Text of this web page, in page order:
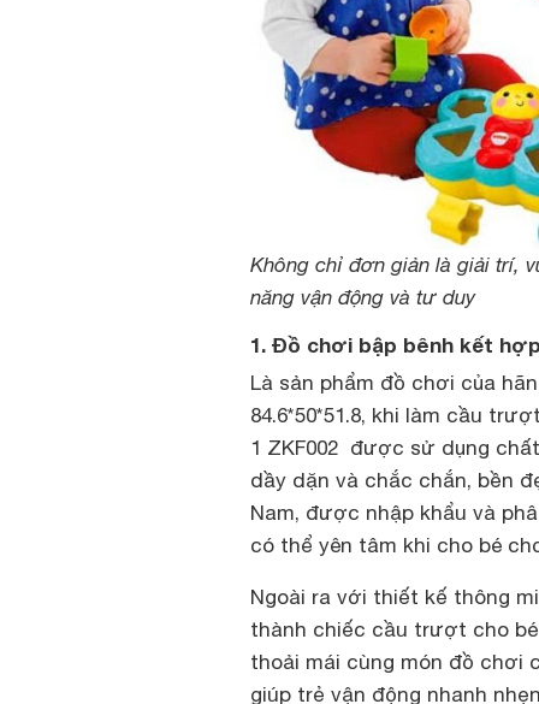
Không chỉ đơn giản là giải trí,
năng vận động và tư duy
1. Đồ chơi bập bênh kết
Là sản phẩm đồ chơi của
84.6*50*51.8, khi làm cầu
1 ZKF002 được sử dụng
dầy dặn và chắc chắn, bền
Nam, được nhập khẩu và
có thể yên tâm khi cho bé
Ngoài ra với thiết kế thông
thành chiếc cầu trượt cho
thoải mái cùng món đồ chơi
giúp trẻ vận động nhanh